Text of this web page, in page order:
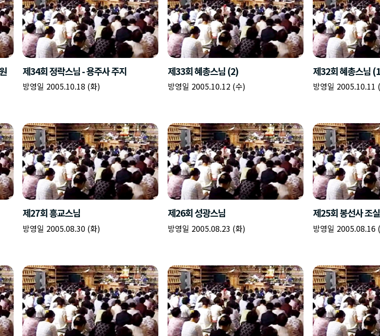
피
입
력
시간
확인
닫기
반
복
입
력
시작시간
종료시간
확인
닫기
이
리
스
트
추
가
주소
이미지
확인